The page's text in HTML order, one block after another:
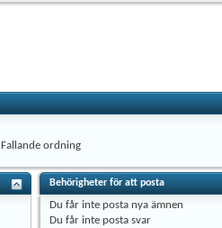
Fallande ordning
Behörigheter för att posta
Du får inteposta nya ämnen
Du får inteposta svar